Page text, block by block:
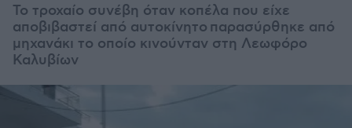
Το τροχαίο συνέβη όταν κοπέλα που είχε
αποβιβαστεί από αυτοκίνητο παρασύρθηκε από
μηχανάκι το οποίο κινούνταν στη Λεωφόρο
Καλυβίων